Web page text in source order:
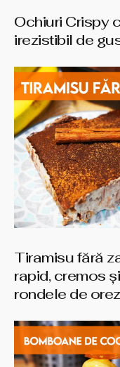
Ochiuri Crispy
irezistibil de
Tiramisu fără
rapid, cremos
rondele de orez